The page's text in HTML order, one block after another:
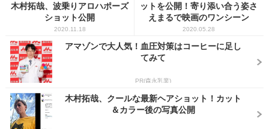
木村拓哉、波乗りアロハポーズ
ショット公開
2020.11.18
ットを公開！寄り添い合う姿さ
えまるで映画のワンシーン
2020.05.28
アマゾンで大人気！血圧対策はコーヒーに足し
てみて
PR(森永乳業)
木村拓哉、クールな最新ヘアショット！カット
＆カラー後の写真公開